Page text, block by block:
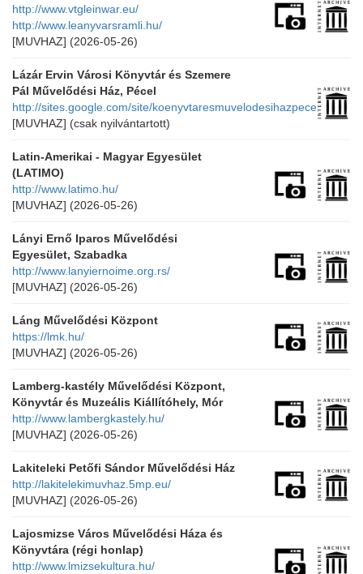
http://www.vtgleinwar.eu/
http://www.leanyvarsramli.hu/
[MUVHAZ] (2026-05-26)
Lázár Ervin Városi Könyvtár és Szemere
Pál Művelődési Ház, Pécel
http://sites.google.com/site/koenyvtaresmuvelodesihazpecel/
[MUVHAZ] (csak nyilvántartott)
Latin-Amerikai - Magyar Egyesület
(LATIMO)
http://www.latimo.hu/
[MUVHAZ] (2026-05-26)
Lányi Ernő Iparos Művelődési
Egyesület, Szabadka
http://www.lanyiernoime.org.rs/
[MUVHAZ] (2026-05-26)
Láng Művelődési Központ
https://lmk.hu/
[MUVHAZ] (2026-05-26)
Lamberg-kastély Művelődési Központ,
Könyvtár és Muzeális Kiállítóhely, Mór
http://www.lambergkastely.hu/
[MUVHAZ] (2026-05-26)
Lakiteleki Petőfi Sándor Művelődési Ház
http://lakitelekimuvhaz.5mp.eu/
[MUVHAZ] (2026-05-26)
Lajosmizse Város Művelődési Háza és
Könyvtára (régi honlap)
http://www.lmizsekultura.hu/